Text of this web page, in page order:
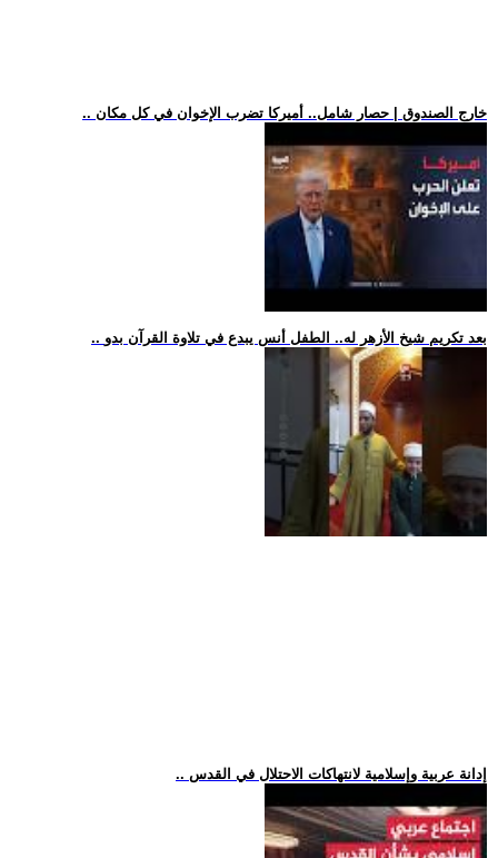
.. خارج الصندوق | حصار شامل.. أميركا تضرب الإخوان في كل مكان
.. بعد تكريم شيخ الأزهر له.. الطفل أنس يبدع في تلاوة القرآن بدو
.. إدانة عربية وإسلامية لانتهاكات الاحتلال في القدس